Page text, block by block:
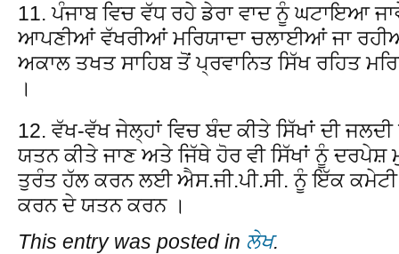
11. ਪੰਜਾਬ ਵਿਚ ਵੱਧ ਰਹੇ ਡੇਰਾ ਵਾਦ ਨੂੰ ਘਟਾਇਆ
ਆਪਣੀਆਂ ਵੱਖਰੀਆਂ ਮਰਿਯਾਦਾ ਚਲਾਈਆਂ ਜਾ
ਅਕਾਲ ਤਖਤ ਸਾਹਿਬ ਤੋਂ ਪ੍ਰਵਾਨਿਤ ਸਿੱਖ ਰਹਿਤ
।
12. ਵੱਖ-ਵੱਖ ਜੇਲ੍ਹਾਂ ਵਿਚ ਬੰਦ ਕੀਤੇ ਸਿੱਖਾਂ ਦੀ
ਯਤਨ ਕੀਤੇ ਜਾਣ ਅਤੇ ਜਿੱਥੇ ਹੋਰ ਵੀ ਸਿੱਖਾਂ ਨੂੰ
ਤੁਰੰਤ ਹੱਲ ਕਰਨ ਲਈ ਐਸ.ਜੀ.ਪੀ.ਸੀ. ਨੂੰ ਇੱਕ ਕਮੇਟੀ
ਕਰਨ ਦੇ ਯਤਨ ਕਰਨ ।
This entry was posted in ਲੇਖ.